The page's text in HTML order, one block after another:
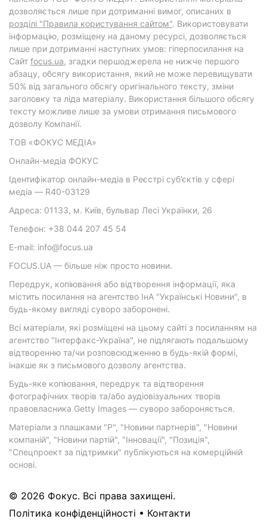
дозволяється лише при дотриманні вимог, описаних в
розділі "Правила користування сайтом". Використовувати
інформацію, розміщену на даному ресурсі, дозволяється
лише при дотриманні наступних умов: гіперпосилання на
Cайт focus.ua, згадки першоджерела не нижче першого
абзацу, обсягу використання, який не може перевищувати
50% від загального обсягу оригінального тексту, зміни
заголовку та ліда матеріалу. Використання більшого обсягу
тексту можливе лише за умови отримання письмового
дозволу Компанії.
ТОВ «ФОКУС МЕДІА»
Онлайн-медіа ФОКУС
Ідентифікатор онлайн-медіа в Реєстрі суб’єктів у сфері
медіа — R40-03129
Адреса: 01133, м. Київ, бульвар Лесі Українки, 26
Телефон: +38 044 207 45 54
E-mail: info@focus.ua
FOCUS.UA — більше ніж просто новини.
Передрук, копіювання або відтворення інформації, яка
містить посилання на агентство ІнА "Українські Новини", в
будь-якому вигляді суворо заборонені.
Всі матеріали, які розміщені на цьому сайті з посиланням на
агентство "Інтерфакс-Україна", не підлягають подальшому
відтворенню та/чи розповсюдженню в будь-якій формі,
інакше як з письмового дозволу агентства.
Будь-яке копіювання, передрук та відтворення
фотографічних творів та/або аудіовізуальних творів
правовласника Getty Images — суворо забороняється.
Матеріали з плашками "Р", "Новини партнерів", "Новини
компаній", "Новини партій", "Інновації", "Позиція",
"Спецпроект за підтримки" публікуються на комерційній
основі.
© 2026 Фокус. Всі права захищені.
Політика конфіденційності • Контакти